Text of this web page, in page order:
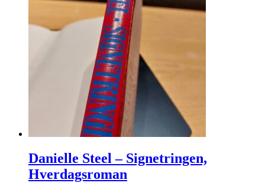
Danielle Steel – Signetringen,
Hverdagsroman